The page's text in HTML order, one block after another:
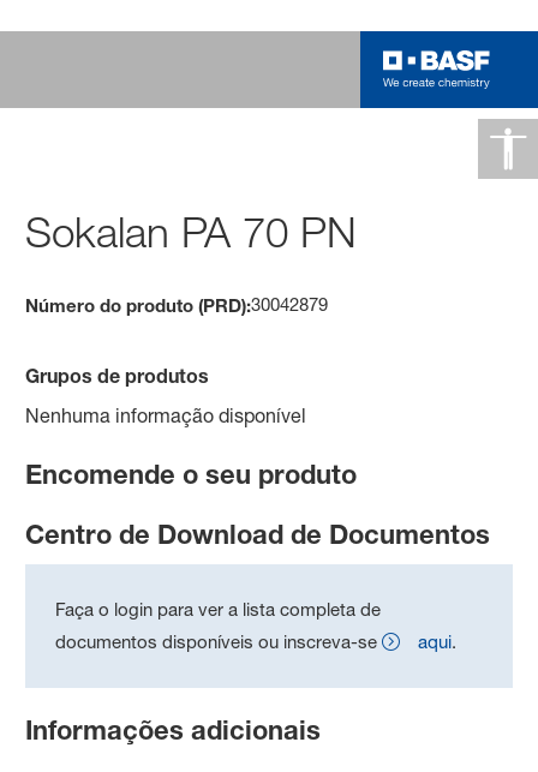
Sokalan PA 70 PN
Número do produto (PRD):30042879
Grupos de produtos
Nenhuma informação disponível
Encomende o seu produto
Centro de Download de Documentos
Faça o login para ver a lista completa de
documentos disponíveis ou inscreva-se
aqui.
Informações adicionais